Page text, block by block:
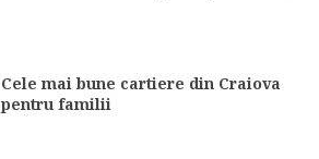
Cele mai bune cartiere din Craiova
pentru familii